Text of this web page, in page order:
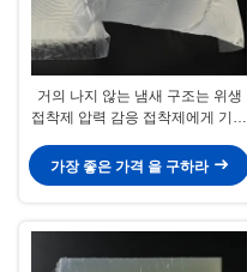
거의 나지 않는 냄새 구조는 위생
접착제 압력 감응 접착제에게 기저
가장 좋은 가격 을 구하라